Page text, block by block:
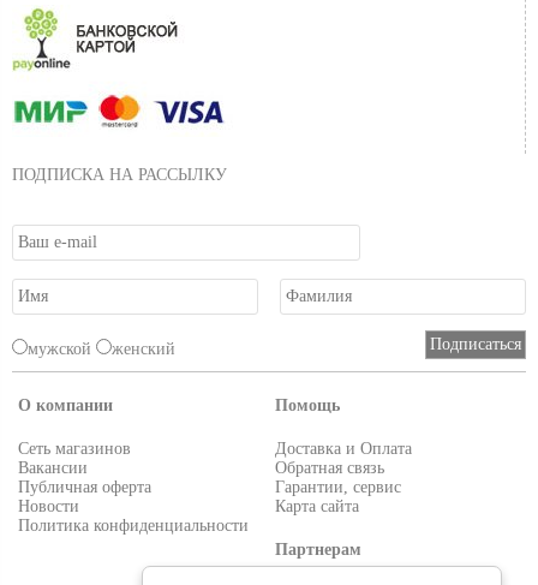
ПОДПИСКА НА РАССЫЛКУ
мужской женский
О компании
Сеть магазинов
Вакансии
Публичная оферта
Новости
Политика конфиденциальности
Помощь
Доставка и Оплата
Обратная связь
Гарантии, сервис
Карта сайта
Партнерам